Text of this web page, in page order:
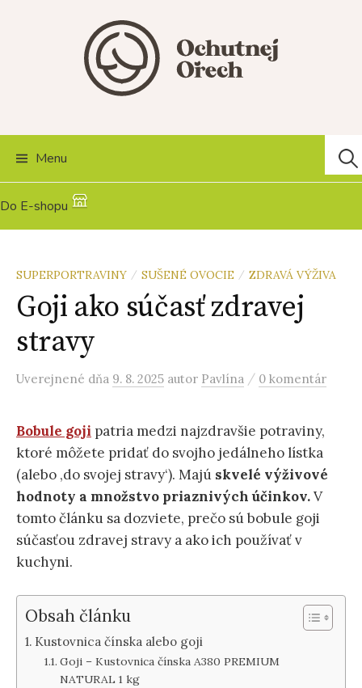
Menu
Do E-shopu
SUPERPORTRAVINY / SUŠENÉ OVOCIE / ZDRAVÁ VÝŽIVA
Goji ako súčasť zdravej
stravy
Uverejnené dňa 9. 8. 2025 autor Pavlína / 0 komentár
Bobule goji patria medzi najzdravšie potraviny,
ktoré môžete pridať do svojho jedálneho lístka
(alebo ‚do svojej stravy‘). Majú skvelé výživové
hodnoty a množstvo priaznivých účinkov.V
tomto článku sa dozviete, prečo sú bobule goji
súčasťou zdravej stravy a ako ich používať v
kuchyni.
Obsah článku
Kustovnica čínska alebo goji
Goji – Kustovnica čínska A380 PREMIUM
NATURAL 1 kg